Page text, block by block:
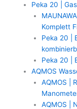
Peka 20 |
Komplett
Peka 20 |
Peka 20 |
AQMOS
AQMOS |
AQMOS |